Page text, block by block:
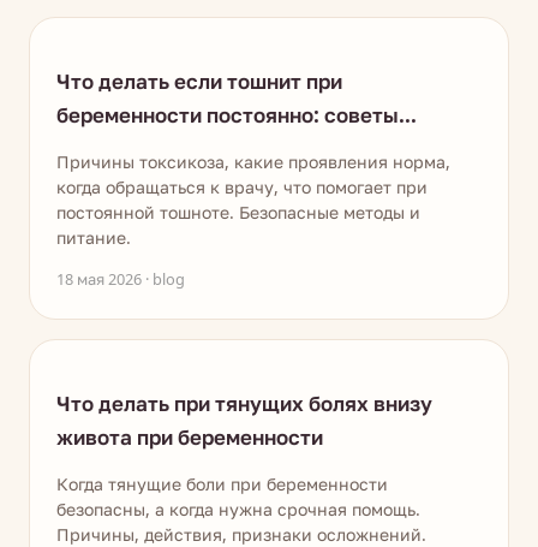
Что делать если тошнит при
беременности постоянно: советы...
Причины токсикоза, какие проявления норма,
когда обращаться к врачу, что помогает при
постоянной тошноте. Безопасные методы и
питание.
18 мая 2026 · blog
Что делать при тянущих болях внизу
живота при беременности
Когда тянущие боли при беременности
безопасны, а когда нужна срочная помощь.
Причины, действия, признаки осложнений.